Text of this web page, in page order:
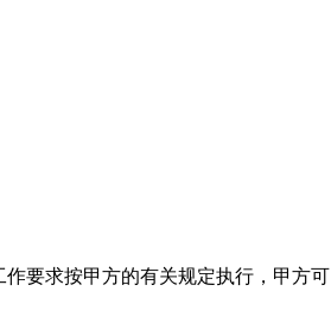
要求按甲方的有关规定执行，甲方可